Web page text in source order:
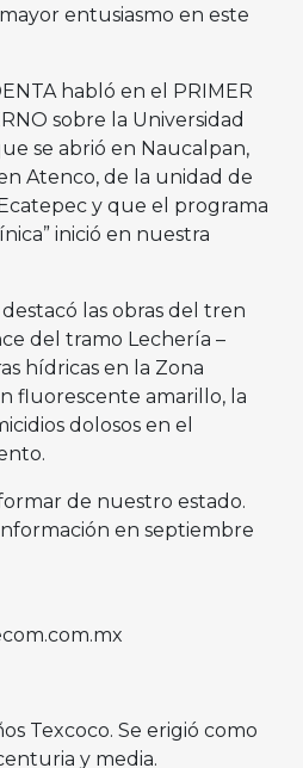
entusiasmo en este
habló en el PRIMER
sobre la Universidad
se abrió en Naucalpan,
Atenco, de la unidad de
y que el programa
inició en nuestra
las obras del tren
del tramo Lechería –
hídricas en la Zona
fluorescente amarillo, la
dolosos en el
de nuestro estado.
en septiembre
Texcoco. Se erigió como
y media.